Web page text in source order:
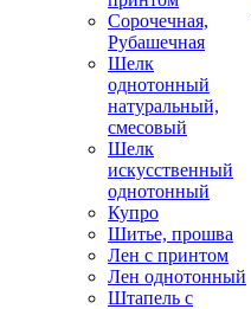
Сорочечная,
Рубашечная
Шелк
однотонный
натуральный,
смесовый
Шелк
искусственный
однотонный
Купро
Шитье, прошва
Лен с принтом
Лен однотонный
Штапель с